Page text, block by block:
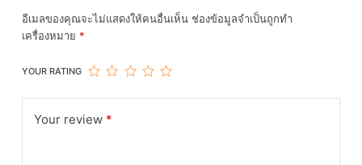
อีเมลของคุณจะไม่แสดงให้คนอื่นเห็น ช่องข้อมูลจำเป็นถูกทำ
เครื่องหมาย *
YOUR RATING
Your review*